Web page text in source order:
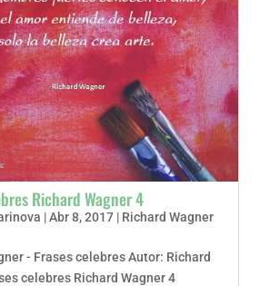
Richard Wagner 4
|Abr 8, 2017| Richard Wagner
- Frases celebres Autor: Richard
celebres Richard Wagner 4